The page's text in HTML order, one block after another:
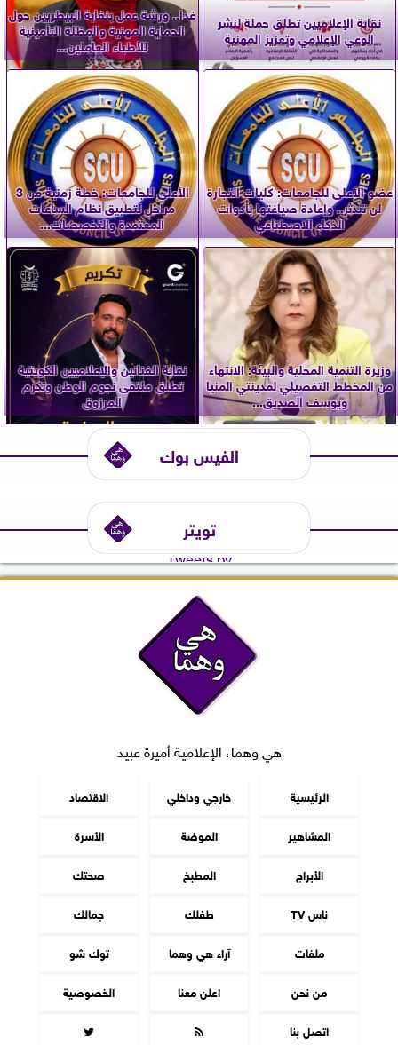
نقابة الإعلاميين تطلق حملة لنشر
الوعي الإعلامي وتعزيز المهنية
غدا.. ورشة عمل بنقابة البيطريين حول
الحماية المهنية والمظلة التأمينية
للأطباء العاملين...
عضو الأعلى للجامعات: كليات التجارة
لن تندثر.. وإعادة صياغتها بأدوات
الذكاء الاصطناعي
الأعلى للجامعات: خطة زمنية من 3
مراحل لتطبيق نظام الساعات
المعتمدة والتخصصات...
وزيرة التنمية المحلية والبيئة: الانتهاء
من المخطط التفصيلي لمدينتي المنيا
ويوسف الصديق...
نقابة الفنانين والإعلاميين الكويتية
تطلق ملتقى نجوم الوطن وتكرم
المرزوق
الفيس بوك
تويتر
Tweets by
هي وهما، الإعلامية أميرة عبيد
الرئيسية خارجي وداخلي
الاقتصاد
المشاهير
الموضة
الأسرة
الأبراج
المطبخ
صحتك
ناس TV
طفلك
جمالك
ملفات
آراء هي وهما
توك شو
من نحن
اعلن معنا
الخصوصية
اتصل بنا

